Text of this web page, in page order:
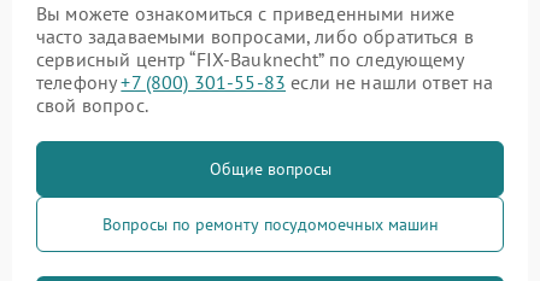
Вы можете ознакомиться с приведенными ниже
часто задаваемыми вопросами, либо обратиться в
сервисный центр “FIX-Bauknecht” по следующему
телефону+7 (800) 301-55-83 если не нашли ответ на
свой вопрос.
Общие вопросы
Вопросы по ремонту посудомоечных машин